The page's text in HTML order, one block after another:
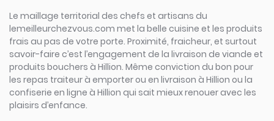
Le maillage territorial des chefs et artisans du
lemeilleurchezvous.com met la belle cuisine et les produits
frais au pas de votre porte. Proximité, fraicheur, et surtout
savoir-faire c’est l’engagement de la livraison de viande et
produits bouchers à Hillion. Même conviction du bon pour
les repas traiteur à emporter ou en livraison à Hillion ou la
confiserie en ligne à Hillion qui sait mieux renouer avec les
plaisirs d’enfance.